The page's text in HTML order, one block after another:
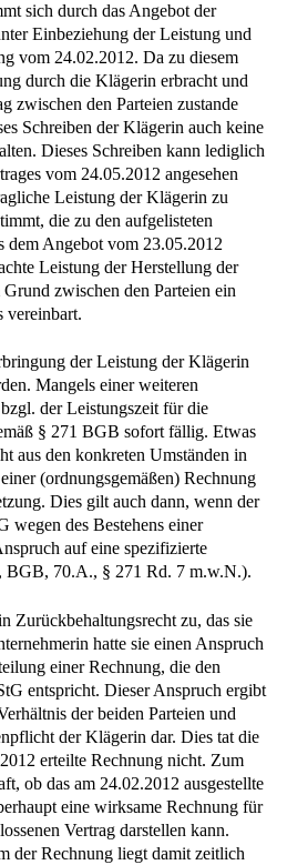
sich durch das Angebot der
Einbeziehung der Leistung und
vom 24.02.2012. Da zu diesem
durch die Klägerin erbracht und
zwischen den Parteien zustande
Schreiben der Klägerin auch keine
Dieses Schreiben kann lediglich
vom 24.05.2012 angesehen
Leistung der Klägerin zu
die zu den aufgelisteten
dem Angebot vom 23.05.2012
Leistung der Herstellung der
zwischen den Parteien ein
vereinbart.
der Leistung der Klägerin
Mangels einer weiteren
der Leistungszeit für die
§ 271 BGB sofort fällig. Etwas
aus den konkreten Umständen in
(ordnungsgemäßen) Rechnung
Dies gilt auch dann, wenn der
wegen des Bestehens einer
auf eine spezifizierte
BGB, 70.A., § 271 Rd. 7 m.w.N.).
Zurückbehaltungsrecht zu, das sie
hatte sie einen Anspruch
einer Rechnung, die den
entspricht. Dieser Anspruch ergibt
der beiden Parteien und
der Klägerin dar. Dies tat die
erteilte Rechnung nicht. Zum
ob das am 24.02.2012 ausgestellte
eine wirksame Rechnung für
Vertrag darstellen kann.
der Rechnung liegt damit zeitlich